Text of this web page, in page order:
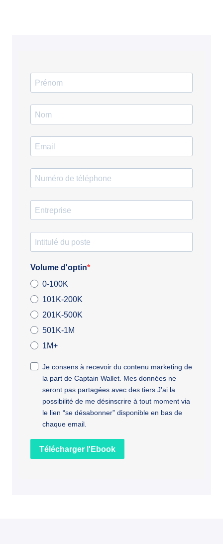
Volume d'optin
0-100K
101K-200K
201K-500K
501K-1M
1M+
Je consens à recevoir du contenu marketing de
la part de Captain Wallet. Mes données ne
seront pas partagées avec des tiers J’ai la
possibilité de me désinscrire à tout moment via
le lien “se désabonner” disponible en bas de
chaque email.
Télécharger l'Ebook